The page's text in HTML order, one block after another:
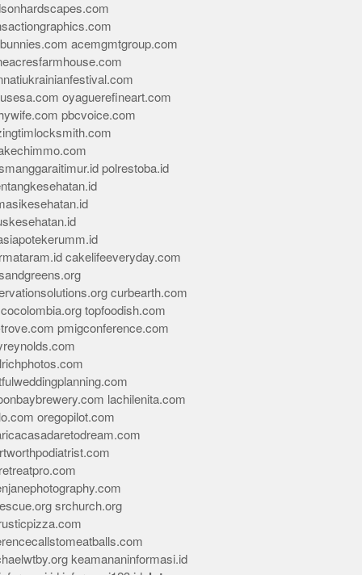
acemgmtgroup.com
oyaguerefineart.com
pbcvoice.com
polrestoba.id
cakelifeeveryday.com
curbearth.com
topfoodish.com
pmigconference.com
lachilenita.com
oregopilot.com
srchurch.org
keamananinformasi.id